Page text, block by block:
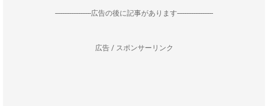
--------------------広告の後に記事があります--------------------
広告 / スポンサーリンク